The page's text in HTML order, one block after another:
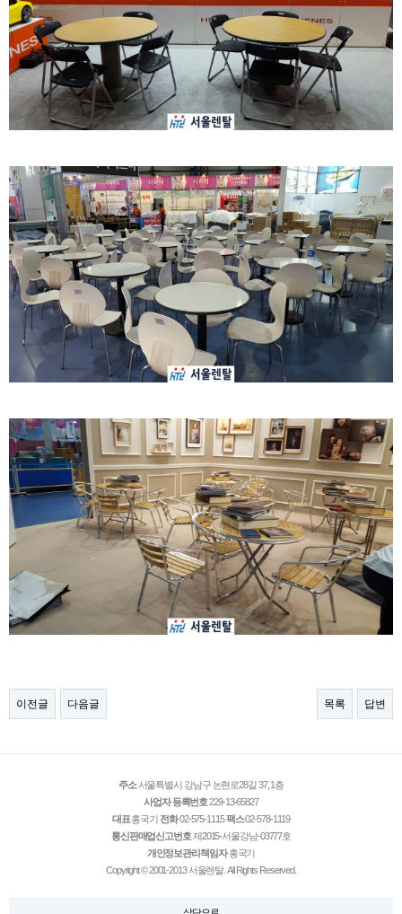
이전글 다음글 목록 답변
주소서울특별시 강남구 논현로28길 37, 1층
사업자 등록번호229-13-65827
대표홍국기 전화02-575-1115팩스02-578-1119
통신판매업신고번호제2015-서울강남-03777호
개인정보관리책임자홍국기
Copyright © 2001-2013 서울렌탈. All Rights Reserved.